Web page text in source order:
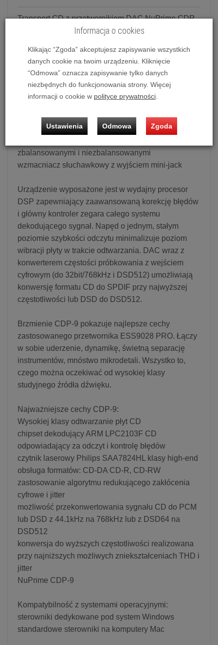
Transport CD z przetwornikiem DAC NuPrime CDP-
NuPrime CDP-9 to wysokiej jakości urządzenie,
które łączy w sobie:
transport CD z wyjściami cyfrowymi: koaksjalnym,
optycznym, I2S
optyczne, koaksjalne, USB DAC DSD,
zbalansowanym SPDiF
zbalansowanymi i niezbalansowanymi
wzmacniacz słuchawkowy z wyjściem mini-jack
Urządzenie wyposażone jest w wydajny procesor
DSP zapewniający zaawansowaną korekcję błędów
i główny kontroler zegara całego systemu
dekodującego sygnał. Napęd o jednym, stałym
poziomie szybkości odczytu minimalizuje poziom
wibracji płyty w trakcie odtwarzania. DAC wraz z
konwerterem częstości próbkowania z wejściem
cyfrowym (do 32bit/768kHz i DSD512) umożliwiają
konwersję formatu CD do SPDIF przy najwyższej
częstotliwości lub DSD do DSD512.
Brzmienie CDP-9 pokazuje najlepsze cechy
zastosowanego przetwornika ESS9028 PRO. Łączy
w sobie uderzenie, dynamikę, świetną separację
instrumentów, mnóstwo mikrodetali. Wszystko to,
czego można oczekiwać od wysokiej klasy
studyjnego źródła dźwięku.
Najważniejsze cechy CDP-9:
Wysokiej klasy odtwarzanie płyt CD
chipset dekodujący ARM LPC2103F CD
odpowiadający za odczyt i kontrolę błędów
czytnik laserowy Philips SAA7824HL klasy high-end
obsługa formatów: CD-DA CD-R, CD-RW
zastosowanie algorytmu redukującego zakłócenia
cyfrowe i jitter
możliwość przekonwertowania sygnału CD do PCM
lub DSD z 44.1kHz na 768kHz lub z DSD64 na
DSD512
konwersja do wyższych częstotliwości realizowana
przy najniższych możliwych zniekształceniach THD i
jitter
NuPrime CDP-9
Kompatybilność z systemami operacyjnymi:
sterowniki dedykowane pod system Windows
standardowe sterowniki na komputery Mac
Informacja o cookies
Klikając “Zgoda” akceptujesz zapisywanie wszystkich
danych cookie na twoim urządzeniu. Kliknięcie
“Odmowa” oznacza zapisywanie tylko danych
niezbędnych do funkcjonowania strony. Więcej
informacji o cookie w polityce prywatności.
Ustawienia Odmowa Zgoda